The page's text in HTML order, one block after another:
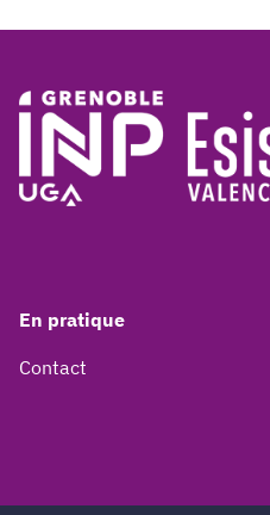
En pratique
Contact